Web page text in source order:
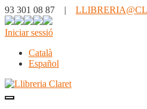
93 301 08 87 |
Iniciar sessió
Català
Español